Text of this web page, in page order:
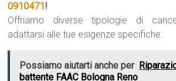
0910471!
Offriamo diverse tipologie di
adattarsi alle tue esigenze specifiche:
Possiamo aiutarti anche per
battente FAAC Bologna Reno